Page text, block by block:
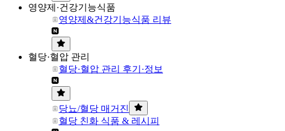
영양제·건강기능식품
영양제&건강기능식품 리뷰
혈당·혈압 관리
혈당·혈압 관리 후기·정보
당뇨/혈당 매거진
혈당 친화 식품 & 레시피